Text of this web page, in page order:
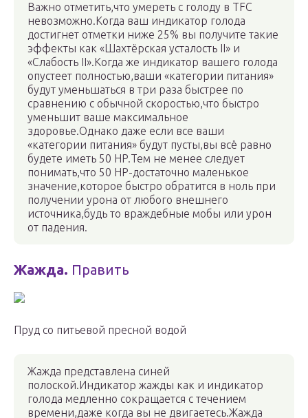
Важно отметить,что умереть с голоду в TFC
невозможно.Когда ваш индикатор голода
достигнет отметки ниже 25% вы получите такие
эффекты как «Шахтёрская усталость II» и
«Слабость II».Когда же индикатор вашего голода
опустеет полностью,ваши «категории питания»
будут уменьшаться в три раза быстрее по
сравнению с обычной скоростью,что быстро
уменьшит ваше максимальное
здоровье.Однако даже если все ваши
«категории питания» будут пусты,вы всё равно
будете иметь 50 HP.Тем не менее следует
понимать,что 50 HP-достаточно маленькое
значение,которое быстро обратится в ноль при
получении урона от любого внешнего
источника,будь то враждебные мобы или урон
от падения.
Жажда. Править
Пруд со питьевой пресной водой
Жажда представлена синей
полоской.Индикатор жажды как и индикатор
голода медленно сокращается с течением
времени,даже когда вы не двигаетесь.Жажда